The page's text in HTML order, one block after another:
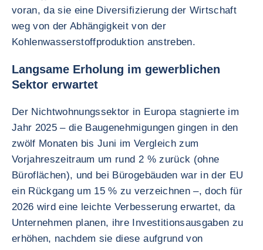
voran, da sie eine Diversifizierung der Wirtschaft
weg von der Abhängigkeit von der
Kohlenwasserstoffproduktion anstreben.
Langsame Erholung im gewerblichen
Sektor erwartet
Der Nichtwohnungssektor in Europa stagnierte im
Jahr 2025 – die Baugenehmigungen gingen in den
zwölf Monaten bis Juni im Vergleich zum
Vorjahreszeitraum um rund 2 % zurück (ohne
Büroflächen), und bei Bürogebäuden war in der EU
ein Rückgang um 15 % zu verzeichnen –, doch für
2026 wird eine leichte Verbesserung erwartet, da
Unternehmen planen, ihre Investitionsausgaben zu
erhöhen, nachdem sie diese aufgrund von